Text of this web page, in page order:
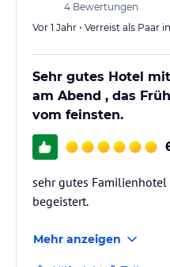
4 Bewertungen
Vor 1 Jahr • Verreist als Paar
Sehr gutes Hotel
am Abend , das
vom feinsten.
sehr gutes Familienhotel
begeistert.
Mehr anzeigen